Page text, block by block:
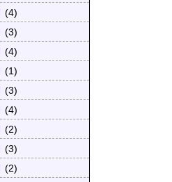
(4)
(3)
(4)
(1)
(3)
(4)
(2)
(3)
(2)